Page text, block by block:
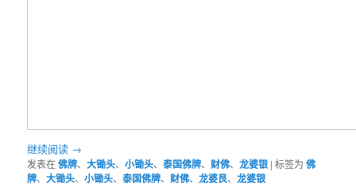
继续阅读 →
发表在佛牌、大锄头、小锄头、泰国佛牌、财佛、龙婆银 |标签为 佛
牌、大锄头、小锄头、泰国佛牌、财佛、龙婆艮、龙婆银